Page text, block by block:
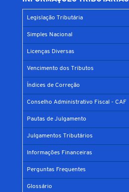
Legislação Tributária
Simples Nacional
Licenças Diversas
Vencimento dos Tributos
Índices de Correção
Conselho Administrativo Fiscal - CAF
Pautas de Julgamento
Julgamentos Tributários
Informações Financeiras
Perguntas Frequentes
Glossário